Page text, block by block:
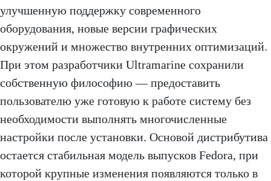
улучшенную поддержку современного
оборудования, новые версии графических
окружений и множество внутренних оптимизаций.
При этом разработчики Ultramarine сохранили
собственную философию — предоставить
пользователю уже готовую к работе систему без
необходимости выполнять многочисленные
настройки после установки. Основой дистрибутива
остается стабильная модель выпусков Fedora, при
которой крупные изменения появляются только в